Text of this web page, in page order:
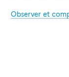
Observer et